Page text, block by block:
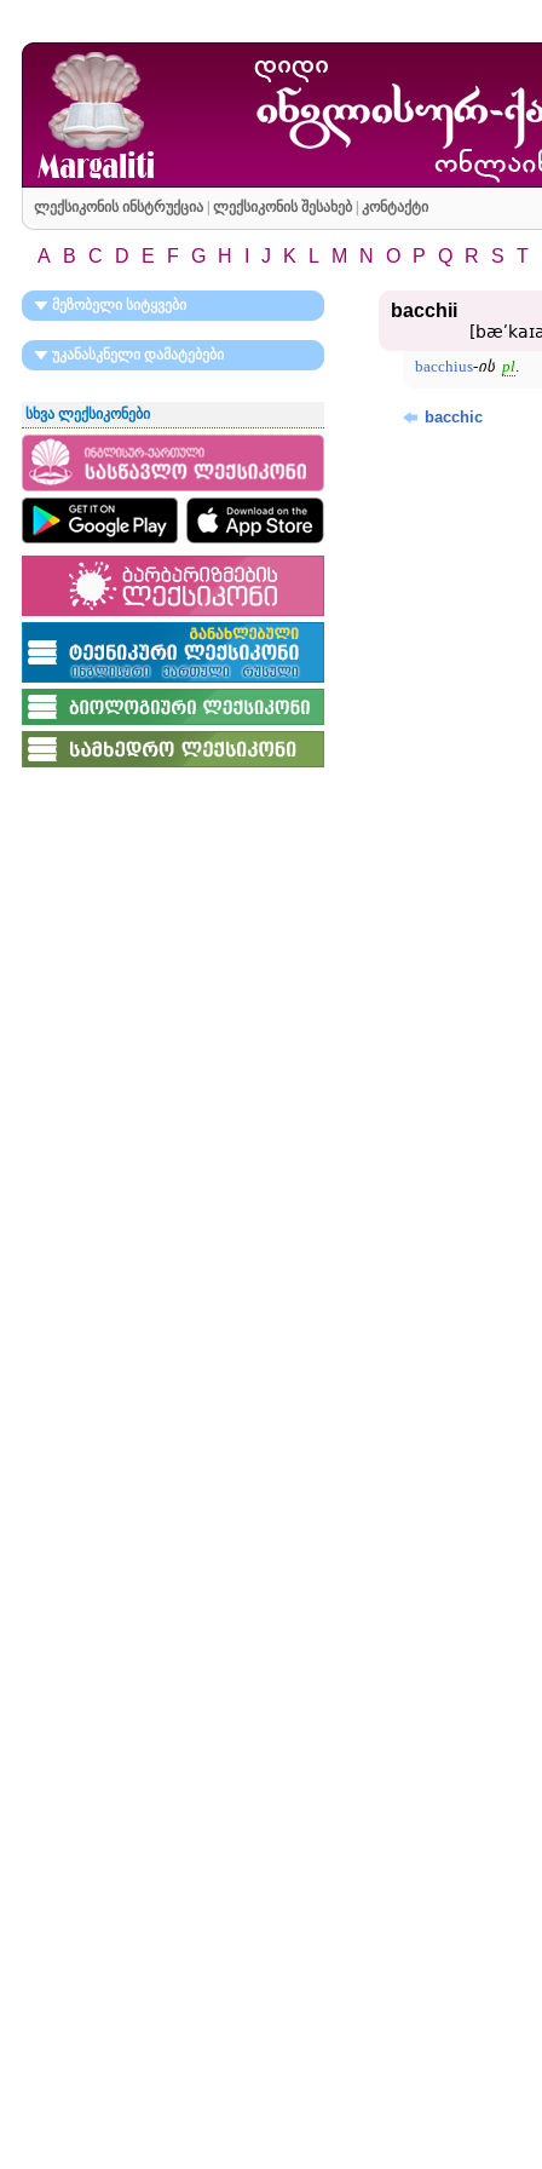
ლექსიკონის ინსტრუქცია| ლექსიკონის შესახებ| კონტაქტი
A B C D E F G H J K L M N O P Q R S T
მეზობელი სიტყვები
უკანასკნელი დამატებები
სხვა ლექსიკონები
bacchii
bacchius-ის pl.
bacchic